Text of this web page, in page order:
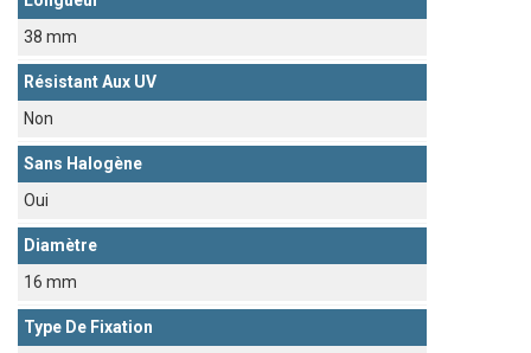
38 mm
Résistant Aux UV
Non
Sans Halogène
Oui
Diamètre
16 mm
Type De Fixation